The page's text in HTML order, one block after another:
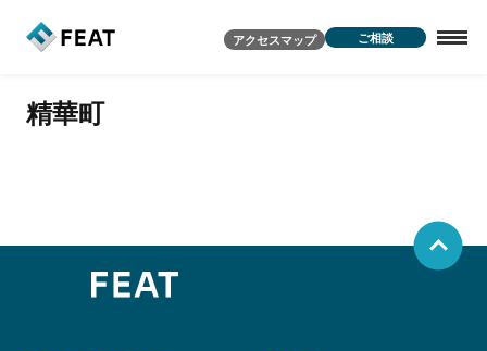
アクセスマップ ご相談
精華町